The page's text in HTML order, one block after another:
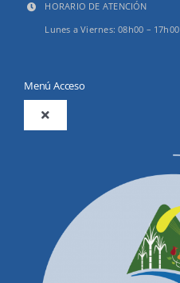
HORARIO DE ATENCIÓN
Lunes a Viernes: 08h00 – 17h00
Menú Acceso
Toggle
Productos y Servicios
Convocatorias Precalificación